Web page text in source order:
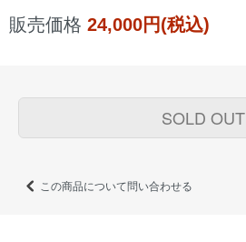
販売価格 24,000円(税込)
SOLD OUT
この商品について問い合わせる